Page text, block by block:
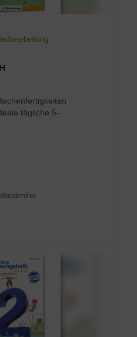
tägliche 5-